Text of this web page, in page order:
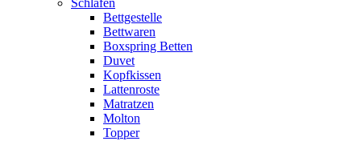
Bettgestelle
Bettwaren
Boxspring Betten
Duvet
Kopfkissen
Lattenroste
Matratzen
Molton
Topper